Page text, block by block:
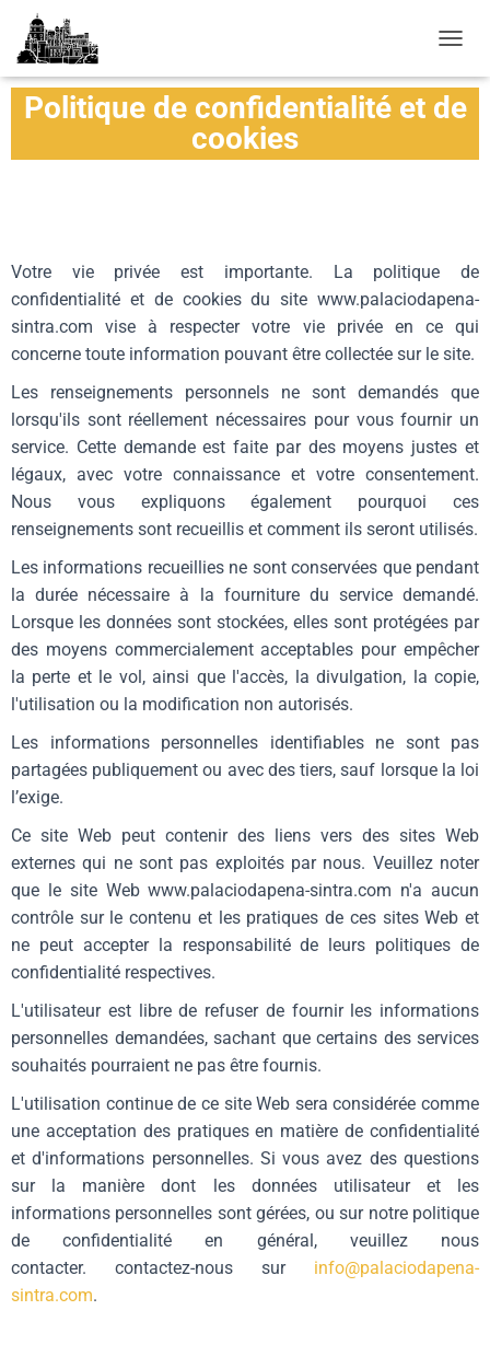
É
L
E
I
G
A
I
Politique de confidentialité et de
cookies
Votre vie privée est importante. La politique de
confidentialité et de cookies du site www.palaciodapena-
sintra.com vise à respecter votre vie privée en ce qui
concerne toute information pouvant être collectée sur le site.
Les renseignements personnels ne sont demandés que
lorsqu'ils sont réellement nécessaires pour vous fournir un
service. Cette demande est faite par des moyens justes et
légaux, avec votre connaissance et votre consentement.
Nous vous expliquons également pourquoi ces
renseignements sont recueillis et comment ils seront utilisés.
Les informations recueillies ne sont conservées que pendant
la durée nécessaire à la fourniture du service demandé.
Lorsque les données sont stockées, elles sont protégées par
des moyens commercialement acceptables pour empêcher
la perte et le vol, ainsi que l'accès, la divulgation, la copie,
l'utilisation ou la modification non autorisés.
Les informations personnelles identifiables ne sont pas
partagées publiquement ou avec des tiers, sauf lorsque la loi
l’exige.
Ce site Web peut contenir des liens vers des sites Web
externes qui ne sont pas exploités par nous. Veuillez noter
que le site Web www.palaciodapena-sintra.com n'a aucun
contrôle sur le contenu et les pratiques de ces sites Web et
ne peut accepter la responsabilité de leurs politiques de
confidentialité respectives.
L'utilisateur est libre de refuser de fournir les informations
personnelles demandées, sachant que certains des services
souhaités pourraient ne pas être fournis.
L'utilisation continue de ce site Web sera considérée comme
une acceptation des pratiques en matière de confidentialité
et d'informations personnelles. Si vous avez des questions
sur la manière dont les données utilisateur et les
informations personnelles sont gérées, ou sur notre politique
de confidentialité en général, veuillez nous
contacter.
contactez-nous sur info@palaciodapena-
sintra.com.